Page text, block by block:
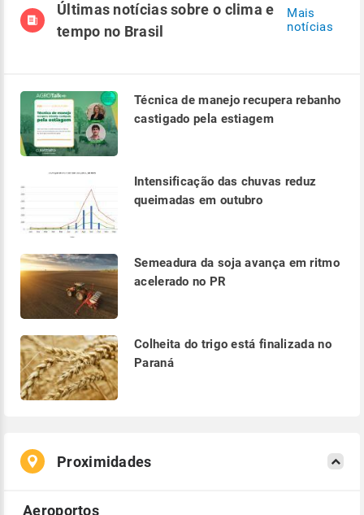
Últimas notícias sobre o clima e
tempo no Brasil
Mais
notícias
Técnica de manejo recupera rebanho
castigado pela estiagem
Intensificação das chuvas reduz
queimadas em outubro
Semeadura da soja avança em ritmo
acelerado no PR
Colheita do trigo está finalizada no
Paraná
Proximidades